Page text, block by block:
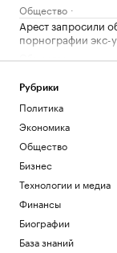
Общество
Арест запросили
порнографии экс-
Общество
целей врага» в
Политика
Шнайдер
в четвертый круг
Спорт
В горах
одного туриста из
Общество
после мощного
Общество
Рубрики
Политика
Экономика
Общество
Бизнес
Технологии и медиа
Финансы
Биографии
База знаний